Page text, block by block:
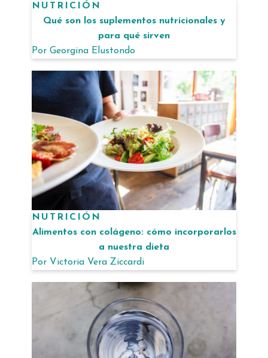
NUTRICIÓN
Qué son los suplementos nutricionales y
para qué sirven
Por Georgina Elustondo
NUTRICIÓN
Alimentos con colágeno: cómo incorporarlos
a nuestra dieta
Por Victoria Vera Ziccardi